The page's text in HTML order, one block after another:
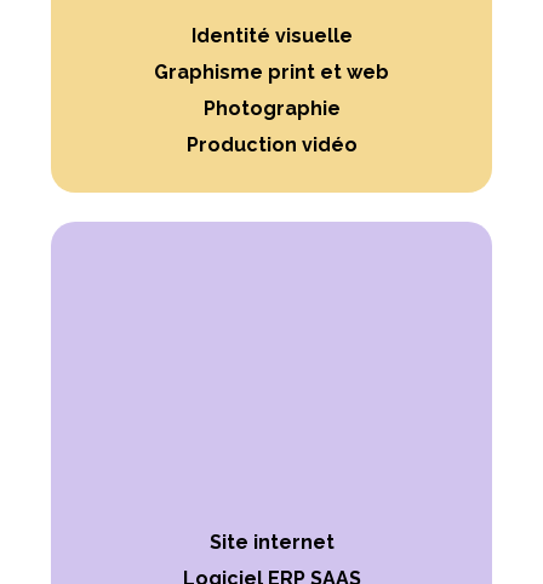
Identité visuelle
Graphisme print et web
Photographie
Production vidéo
Site internet
Logiciel ERP SAAS